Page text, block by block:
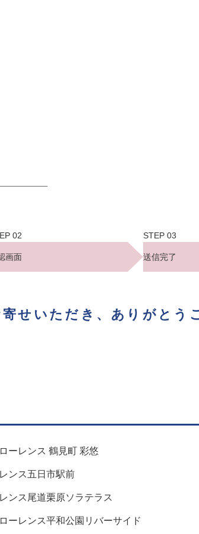
画面 送信完了
せいただき、ありがとう
ーレンス 鶴見町 彩悠
ンス五日市駅前
ンス尾道栗原ソラテラス
ーレンス平和公園リバーサイド